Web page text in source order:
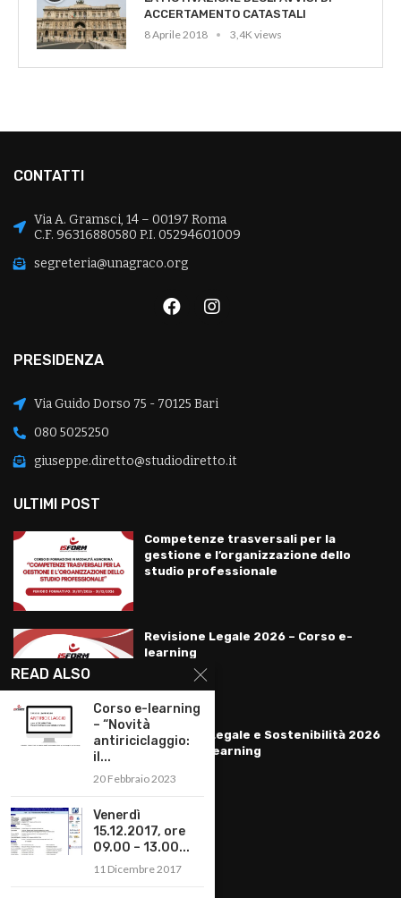
ACCERTAMENTO CATASTALI
8 Aprile 2018
3,4K views
CONTATTI
Via A. Gramsci, 14 – 00197 Roma
C.F. 96316880580 P.I. 05294601009
segreteria@unagraco.org
PRESIDENZA
Via Guido Dorso 75 - 70125 Bari
080 5025250
giuseppe.diretto@studiodiretto.it
ULTIMI POST
Competenze trasversali per la
gestione e l’organizzazione dello
studio professionale
Revisione Legale 2026 – Corso e-
learning
Revisione Legale e Sostenibilità 2026
– Corso e-learning
LINKS
READ ALSO
Corso e-learning
– “Novità
antiriciclaggio:
il...
20 Febbraio 2023
Venerdì
15.12.2017, ore
09.00 – 13.00...
11 Dicembre 2017